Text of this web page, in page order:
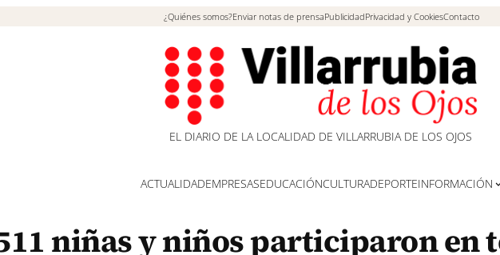
¿Quiénes somos?Enviar notas de prensaPublicidadPrivacidad y CookiesContacto
EL DIARIO DE LA LOCALIDAD DE VILLARRUBIA DE LOS OJOS
ACTUALIDADEMPRESASEDUCACIÓNCULTURADEPORTEINFORMACIÓN
niñas y niños participaron en